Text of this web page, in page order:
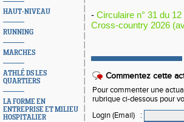
HAUT-NIVEAU
RUNNING
MARCHES
ATHLÉ DS LES
QUARTIERS
LA FORME EN
ENTREPRISE ET MILIEU
HOSPITALIER
- Circulaire n° 31 du
Cross-country 2026
Commentez cette
Pour commenter une
rubrique ci-dessous pour
Login (Email)
: